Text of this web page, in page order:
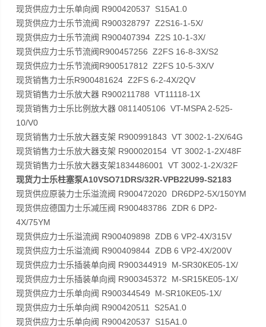
现货供应力士乐单向阀 R900420537 S15A1.0
现货供应力士乐节流阀 R900328797 Z2S16-1-5X/
现货供应力士乐节流阀 R900407394 Z2S 10-1-3X/
现货供应力士乐节流阀R900457256 Z2FS 16-8-3X/S2
现货供应力士乐节流阀R900517812 Z2FS 10-5-3X/V
现货销售力士乐R900481624 Z2FS 6-2-4X/2QV
现货销售力士乐放大器 R900211788 VT11118-1X
现货销售力士乐比例放大器 0811405106 VT-MSPA 2-525-
10/V0
现货销售力士乐放大器支架 R900991843 VT 3002-1-2X/64G
现货销售力士乐放大器支架 R900020154 VT 3002-1-2X/48F
现货销售力士乐放大器支架1834486001 VT 3002-1-2X/32F
现货力士乐柱塞泵A10VSO71DRS/32R-VPB22U99-S2183
现货供应原装力士乐溢流阀 R900472020 DR6DP2-5X/150YM
现货供应德国力士乐减压阀 R900483786 ZDR 6 DP2-
4X/75YM
现货供应力士乐溢流阀 R900409898 ZDB 6 VP2-4X/315V
现货供应力士乐溢流阀 R900409844 ZDB 6 VP2-4X/200V
现货供应力士乐插装单向阀 R900344919 M-SR30KE05-1X/
现货供应力士乐插装单向阀 R900345372 M-SR15KE05-1X/
现货供应力士乐单向阀 R900344549 M-SR10KE05-1X/
现货供应力士乐单向阀 R900420511 S25A1.0
现货供应力士乐单向阀 R900420537 S15A1.0